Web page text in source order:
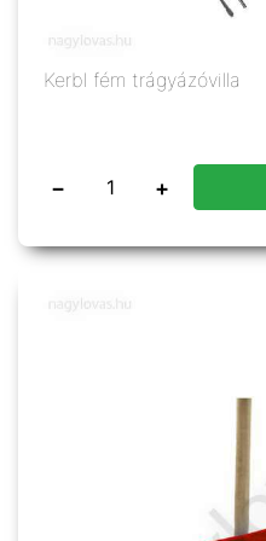
Kerbl fém trágyázóvilla
− +